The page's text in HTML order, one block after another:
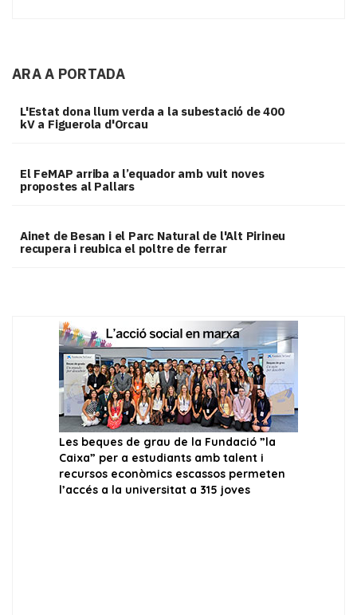
ARA A PORTADA
L'Estat dona llum verda a la subestació de 400
kV a Figuerola d'Orcau
El FeMAP arriba a l’equador amb vuit noves
propostes al Pallars
Ainet de Besan i el Parc Natural de l'Alt Pirineu
recupera i reubica el poltre de ferrar